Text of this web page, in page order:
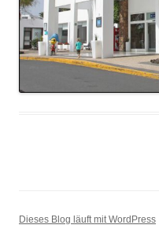
Dieses Blog läuft mit WordPress